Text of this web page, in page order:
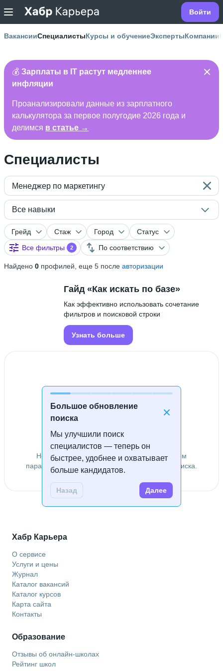
Войти
ВакансииСпециалистыКурсы и обучениеЭкспертыКомпании
💰 Зарплаты в IT растут медленнее
инфляции
Проанализировали данные из зарплатного
калькулятора за первое полугодие 2026 года и
делимся в статье →
Специалисты
Менеджер по маркетингу
Все навыки
Грейд Стаж Город
Статус
Все фильтры
2 По соответствию
Найдено 0 профилей, еще 5 после авторизации
Большое обновление
поиска
Мы улучшили поиск
специалистов — теперь он
быстрее, удобнее и охватывает
больше кандидатов.
Назад Далее
Гайд «Как искать по базе»
Как эффективно использовать сочетание
фильтров и поисковой строки
Узнать больше
Специалисты не найдены
Не удалось найти специалистов по заданным
параметрам. Попробуйте изменить условия поиска.
Хабр Карьера
О сервисе
Услуги и цены
Журнал
Каталог вакансий
Каталог курсов
Карта сайта
Контакты
Образование
Отзывы об онлайн-школах
Рейтинг школ